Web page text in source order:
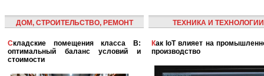
ДОМ, СТРОИТЕЛЬСТВО, РЕМОНТ
Складские помещения класса B:
оптимальный баланс условий и
стоимости
ТЕХНИКА И ТЕХНОЛОГИИ
Как IoT влияет на промышленность и
производство